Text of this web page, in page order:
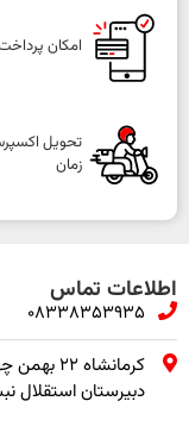
امکان
تحویل
زمان
اطلاعات تماس
08338353935
دبیرستان استقلال نبش کوی ۱۲۷ خانه